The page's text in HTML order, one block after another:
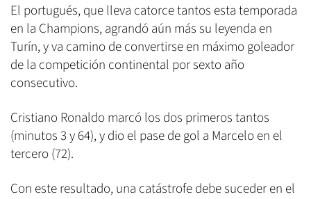
El portugués, que lleva catorce tantos esta temporada
en la Champions, agrandó aún más su leyenda en
Turín, y va camino de convertirse en máximo goleador
de la competición continental por sexto año
consecutivo.
Cristiano Ronaldo marcó los dos primeros tantos
(minutos 3 y 64), y dio el pase de gol a Marcelo en el
tercero (72).
Con este resultado, una catástrofe debe suceder en el